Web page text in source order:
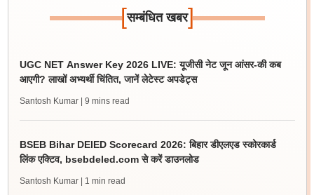
[सम्बंधित खबर]
UGC NET Answer Key 2026 LIVE: यूजीसी नेट जून आंसर-की कब
आएगी? लाखों अभ्यर्थी चिंतित, जानें लेटेस्ट अपडेट्स
Santosh Kumar | 9 mins read
BSEB Bihar DElED Scorecard 2026: बिहार डीएलएड स्कोरकार्ड
लिंक एक्टिव, bsebdeled.com से करें डाउनलोड
Santosh Kumar | 1 min read